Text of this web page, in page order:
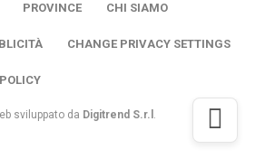
PROVINCE CHI SIAMO
CHANGE PRIVACY SETTINGS
sviluppato da Digitrend S.r.l .